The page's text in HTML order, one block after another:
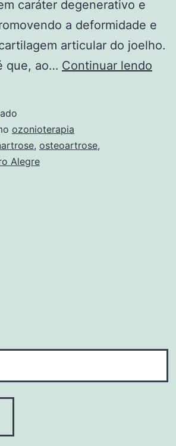
caráter degenerativo e
a deformidade e
articular do joelho.
que, ao… Continuar lendo
ozonioterapia
, osteoartrose,
Alegre